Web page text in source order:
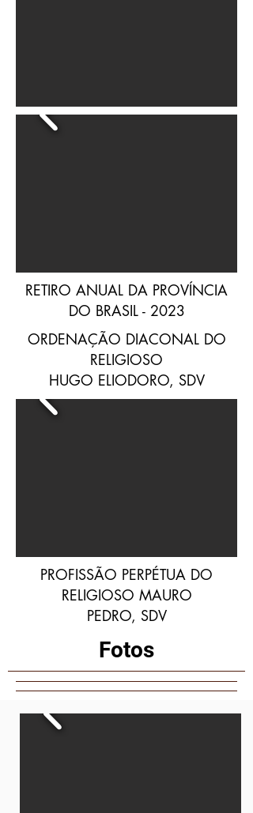
RETIRO ANUAL DA PROVÍNCIA
DO BRASIL - 2023
ORDENAÇÃO DIACONAL DO
RELIGIOSO
HUGO ELIODORO, SDV
PROFISSÃO PERPÉTUA DO
RELIGIOSO MAURO
PEDRO, SDV
Fotos